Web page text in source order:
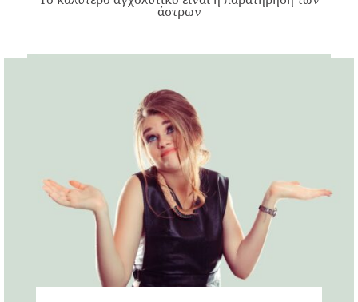
άστρων